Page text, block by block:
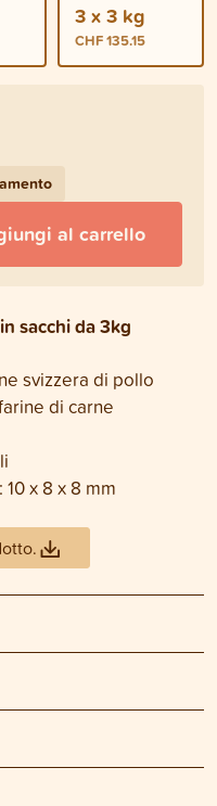
3 x 3 kg
CHF 135.15
al carrello
sacchi da 3kg
svizzera di pollo
di carne
x 8 x 8 mm